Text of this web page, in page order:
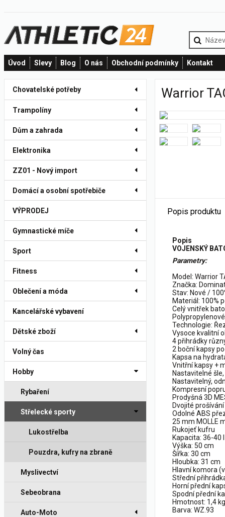
Úvod Slevy Blog O nás Obchodní podmínky Kontakt
Chovatelské potřeby
Trampolíny
Dům a zahrada
Elektronika
ZZ01 - Nový import
Domácí a osobní spotřebiče
VÝPRODEJ
Gymnastické míče
Sport
Fitness
Oblečení a móda
Kancelářské vybavení
Dětské zboží
Volný čas
Hobby
Rybaření
Střelecké sporty
Lukostřelba
Pouzdra, kufry na zbraně
Myslivectví
Sebeobrana
Auto-Moto
Warrior
Popis produktu
Popis
VOJENSKÝ
Parametry:
Model: Warrior
Značka:
Stav: Nové /
Materiál: 100%
Celý vnitřek
Technologie:
Vysoce kvalitní
4 přihrádky
2 boční kapsy
Kapsa na
Vnitřní kapsy +
Nastavitelné
Nastavitelný,
Kompresní
Prodyšná 3D
Dvojité
Odolné ABS
25 mm MOLLE
Rukojeť kufru
Kapacita: 36-40 l
Výška: 50 cm
Šířka: 30 cm
Hloubka: 31 cm
Hlavní komora
Střední
Horní přední
Spodní přední
Hmotnost: 1,4 kg
Barva: WZ.93